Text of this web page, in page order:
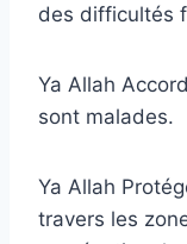
des difficultés
Ya Allah
sont malades.
Ya Allah
travers les